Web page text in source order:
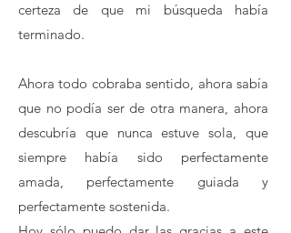
certeza de que mi búsqueda había
terminado.
Ahora todo cobraba sentido, ahora sabía
que no podía ser de otra manera, ahora
descubría que nunca estuve sola, que
siempre había sido perfectamente
amada, perfectamente guiada y
perfectamente sostenida.